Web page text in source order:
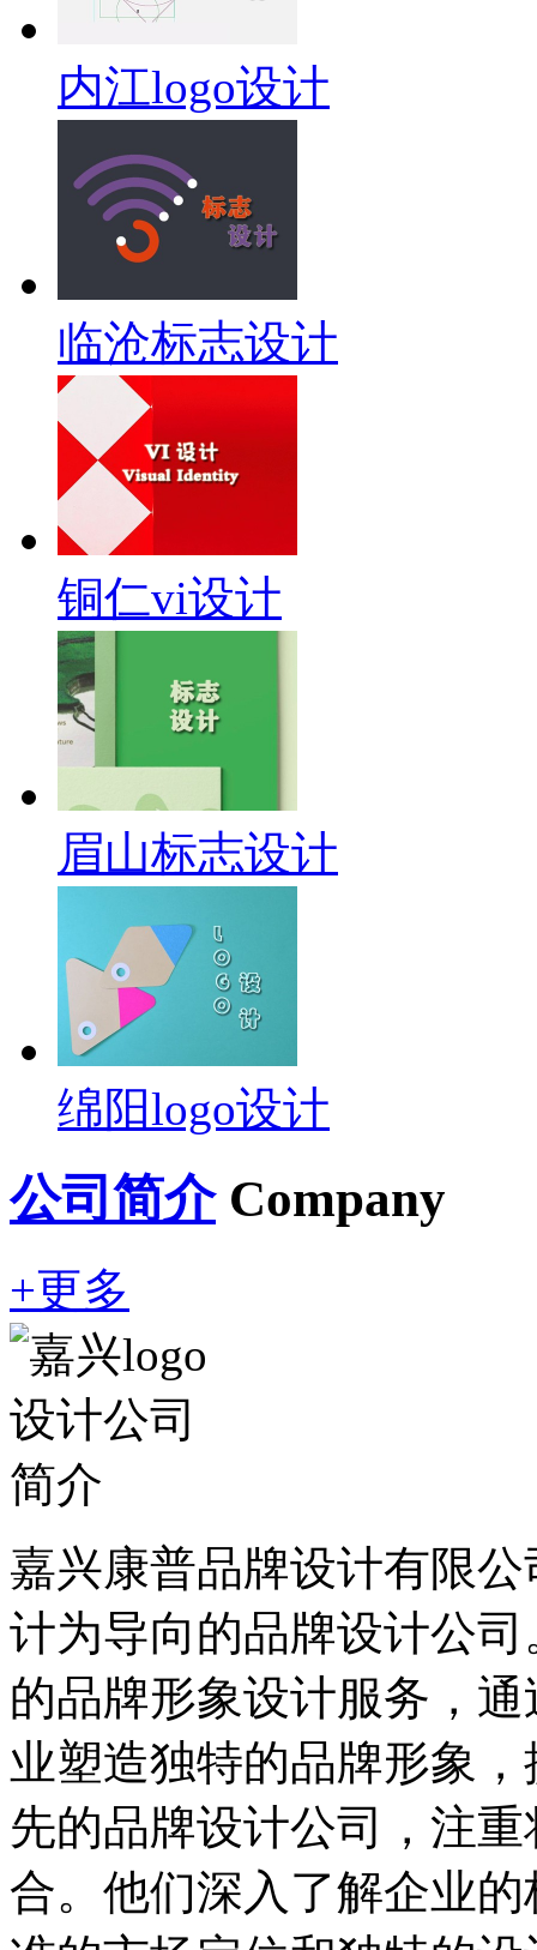
内江logo设计
临沧标志设计
铜仁vi设计
眉山标志设计
绵阳logo设计
公司简介Company
+更多
嘉兴康普品牌设计有限
计为导向的品牌设计公
的品牌形象设计服务，
业塑造独特的品牌形象
先的品牌设计公司，注
合。他们深入了解企业